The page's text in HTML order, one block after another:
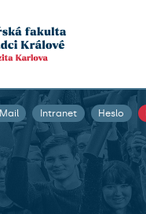
Mail Intranet Heslo